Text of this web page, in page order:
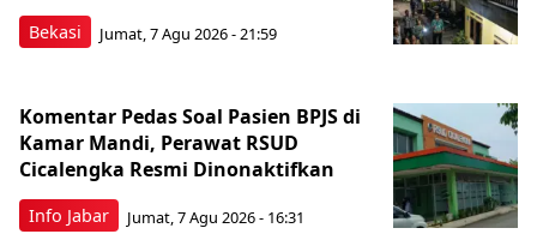
Bekasi Jumat, 7 Agu 2026 - 21:59
Info Jabar
Komentar Pedas Soal Pasien BPJS di
Kamar Mandi, Perawat RSUD
Cicalengka Resmi Dinonaktifkan
Jumat, 7 Agu 2026 - 16:31